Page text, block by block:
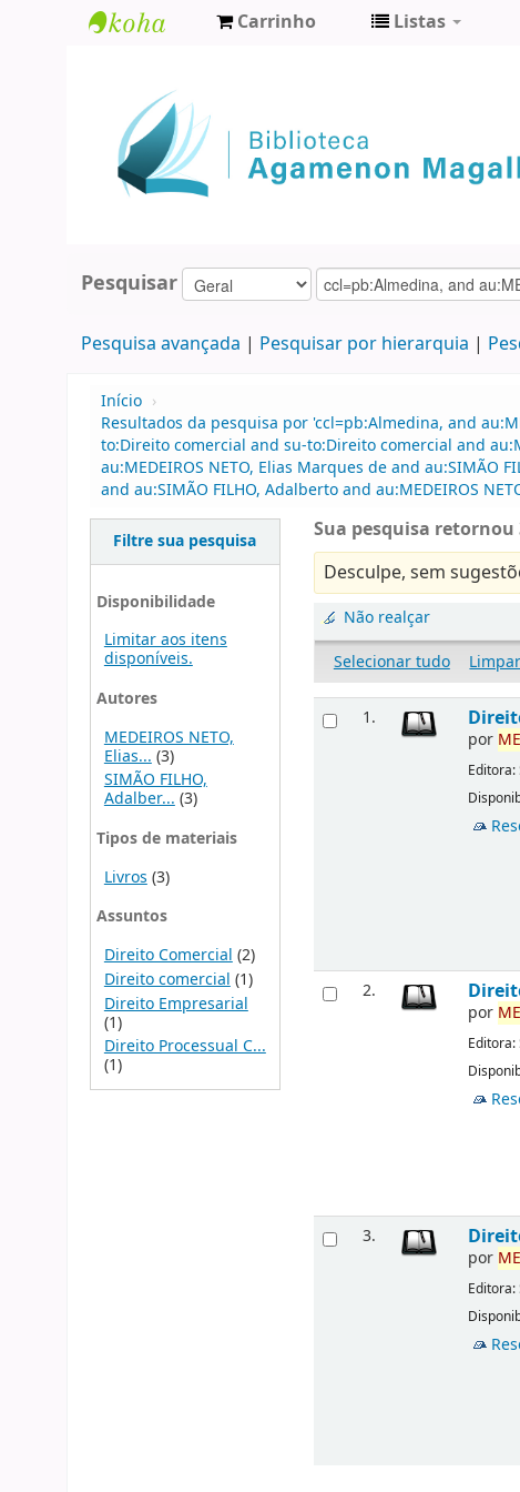
Agamenon
Magalhães
Carrinho Listas
Pesquisar
Pesquisa avançada Pesquisar por hierarquia
Início ›
Resultados da pesquisa por 'ccl=pb:Almedina, and
to:Direito comercial and su-to:Direito comercial and
au:MEDEIROS NETO, Elias Marques de and
and au:SIMÃO FILHO, Adalberto and au:MEDEIROS
Filtre sua pesquisa
Disponibilidade
Limitar aos itens
disponíveis.
Autores
MEDEIROS NETO,
Elias... (3)
SIMÃO FILHO,
Adalber...(3)
Tipos de materiais
Livros (3)
Assuntos
Direito Comercial (2)
Direito comercial (1)
Direito Empresarial
(1)
Direito Processual C...
(1)
Sua pesquisa
Desculpe, sem
Não realçar
Selecionar tudo
1.
por ME
Editora:
2.
por ME
Editora:
3.
por ME
Editora: